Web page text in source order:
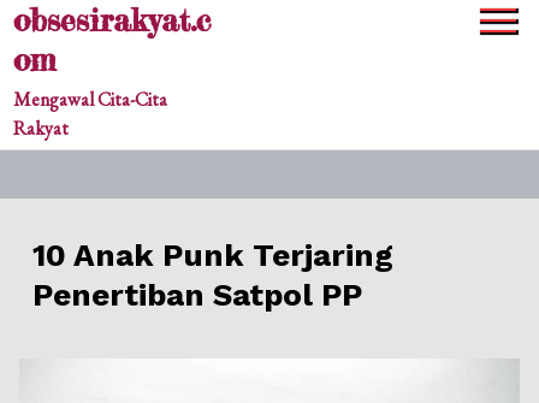
Skipobsesirakyat.c
om
Mengawal Cita-Cita
Rakyat
10 Anak Punk Terjaring
Penertiban Satpol PP